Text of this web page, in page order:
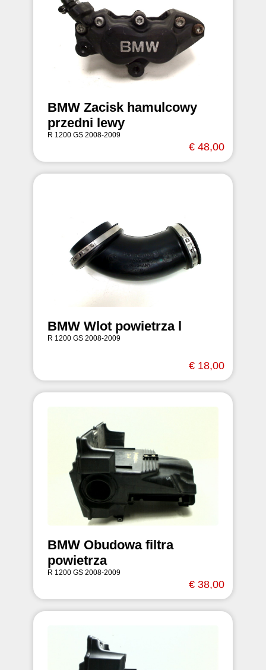
BMW Zacisk hamulcowy
przedni lewy
R 1200 GS 2008-2009
€ 48,00
BMW Wlot powietrza l
R 1200 GS 2008-2009
€ 18,00
BMW Obudowa filtra
powietrza
R 1200 GS 2008-2009
€ 38,00